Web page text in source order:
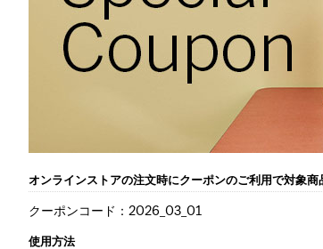
オンラインストアの注文時にクーポンのご利用で対象商
クーポンコード：2026_03_01
使用方法